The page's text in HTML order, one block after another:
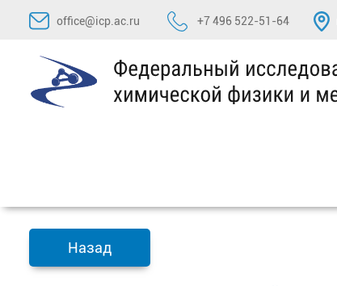
Перейти
содержимому
office@icp.ac.ru +7 496 522-51-64
Назад